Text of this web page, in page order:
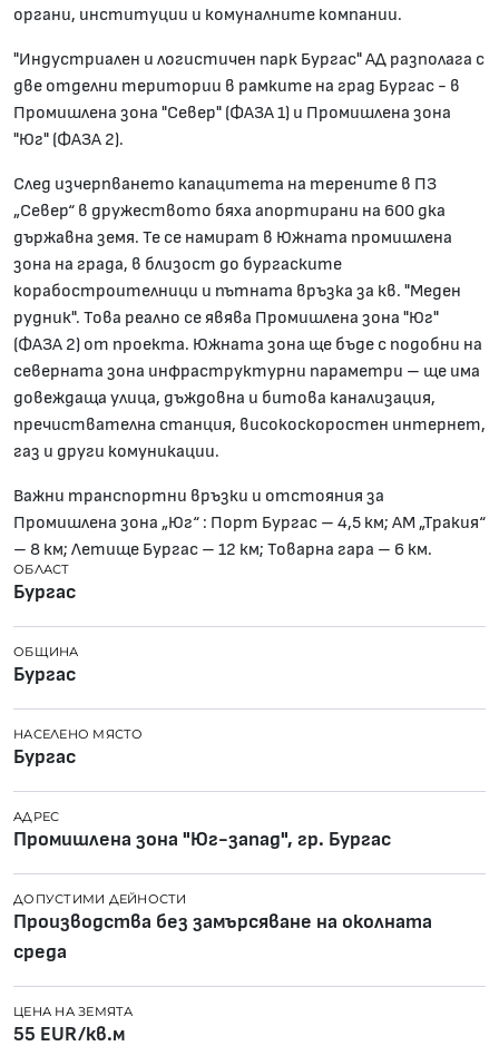
органи, институции и комуналните компании.
"Индустриален и логистичен парк Бургас" АД разполага с
две отделни територии в рамките на град Бургас - в
Промишлена зона "Север" (ФАЗА 1) и Промишлена зона
"Юг" (ФАЗА 2).
След изчерпването капацитета на терените в ПЗ
„Север“ в дружеството бяха апортирани на 600 дка
държавна земя. Те се намират в Южната промишлена
зона на града, в близост до бургаските
корабостроителници и пътната връзка за кв. "Меден
рудник". Това реално се явява Промишлена зона "Юг"
(ФАЗА 2) от проекта. Южната зона ще бъде с подобни на
северната зона инфраструктурни параметри – ще има
довеждаща улица, дъждовна и битова канализация,
пречиствателна станция, високоскоростен интернет,
газ и други комуникации.
Важни транспортни връзки и отстояния за
Промишлена зона „Юг“ : Порт Бургас – 4,5 км; АМ „Тракия“
– 8 км; Летище Бургас – 12 км; Товарна гара – 6 км.
ОБЛАСТ
Бургас
ОБЩИНА
Бургас
НАСЕЛЕНО МЯСТО
Бургас
AДРЕС
Промишлена зона "Юг-запад", гр. Бургас
ДОПУСТИМИ ДЕЙНОСТИ
Производства без замърсяване на околната
среда
ЦЕНА НА ЗЕМЯТА
55 EUR/кв.м